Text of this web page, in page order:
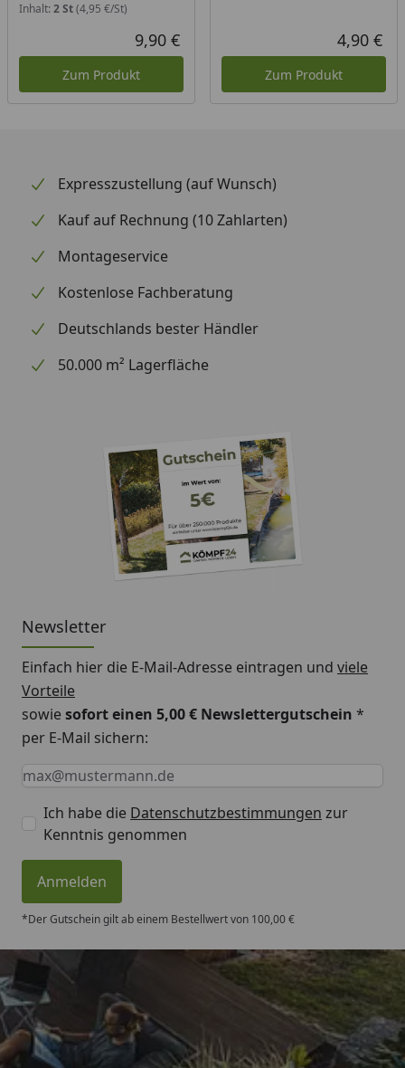
Inhalt: 2 St(4,95 €/St)
Aktueller Preis
9,90 €
Zum Produkt
4,90 €
Zum Produkt
Expresszustellung (auf Wunsch)
Kauf auf Rechnung (10 Zahlarten)
Montageservice
Kostenlose Fachberatung
Deutschlands bester Händler
50.000 m² Lagerfläche
Newsletter
Einfach hier die E-Mail-Adresse eintragen und viele
Vorteile
sowiesofort einen 5,00 € Newslettergutschein *
per E-Mail sichern:
Keine Eingabe erforderlich
Eingabe erforderlich
E-Mail *
Ich habe die Datenschutzbestimmungen zur
Kenntnis genommen
Anmelden
*Der Gutschein gilt ab einem Bestellwert von 100,00 €
Trusted Shops
4,50/ 5